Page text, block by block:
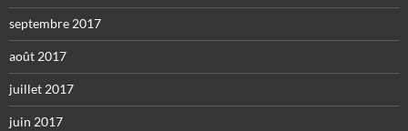
septembre 2017
août 2017
juillet 2017
juin 2017